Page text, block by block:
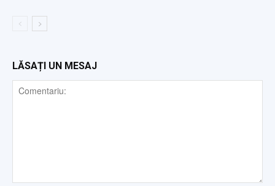
LĂSAȚI UN MESAJ